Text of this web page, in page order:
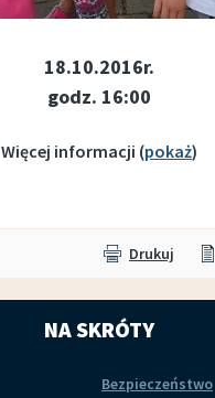
18.10.2016r.
godz. 16:00
Więcej informacji (pokaż)
Drukuj
NA SKRÓTY
Bezpieczeństwo